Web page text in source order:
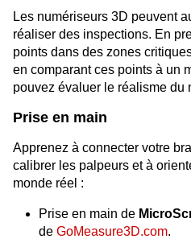
Les numériseurs 3D peuvent
réaliser des inspections. En
points dans des zones
en comparant ces points à un
pouvez évaluer le réalisme du
Prise en main
Apprenez à connecter votre
calibrer les palpeurs et à
monde réel :
Prise en main de
de GoMeasure3D.com.